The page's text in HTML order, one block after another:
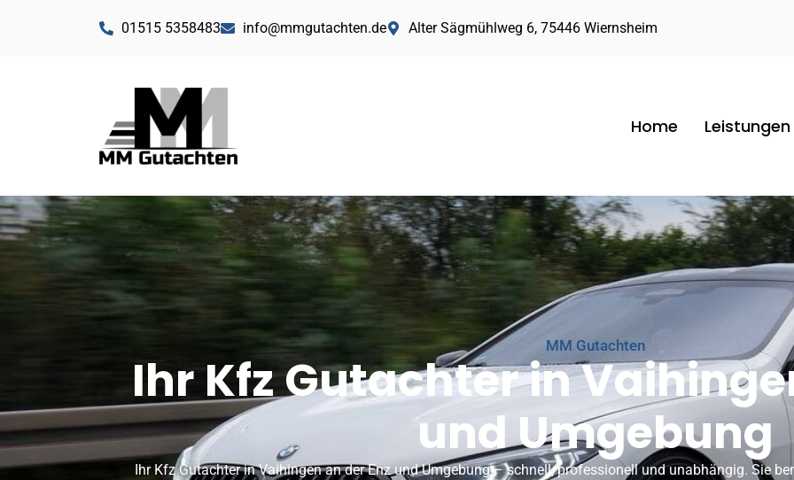
01515 5358483 info@mmgutachten.de Alter Sägmühlweg 6, 75446 Wiernsheim
Home Leistungen
MM Gutachten
Ihr Kfz Gutachter in
und Umgebung
Ihr Kfz Gutachter in Vaihingen an der Enz und Umgebung – schnell, professionell und unabhängig. Sie